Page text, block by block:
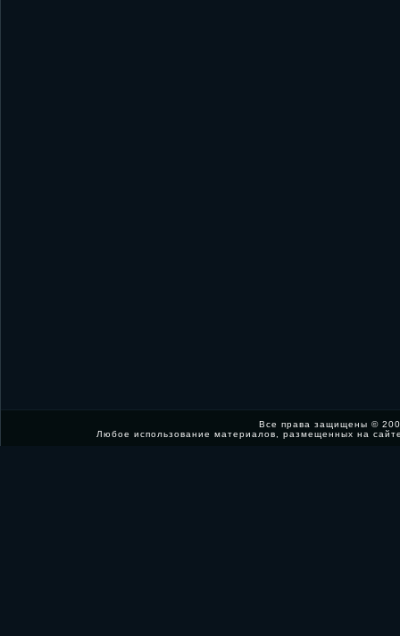
Все права защищены ©
Любое использование материалов, размещенных на